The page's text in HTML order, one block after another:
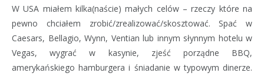
W USA miałem kilka(naście) małych celów – rzeczy które na
pewno chciałem zrobić/zrealizować/skosztować. Spać w
Caesars, Bellagio, Wynn, Ventian lub innym słynnym hotelu w
Vegas, wygrać w kasynie, zjeść porządne BBQ,
amerykańskiego hamburgera i śniadanie w typowym dinerze.